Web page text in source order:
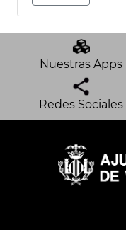
Nuestras Apps
Redes Sociales